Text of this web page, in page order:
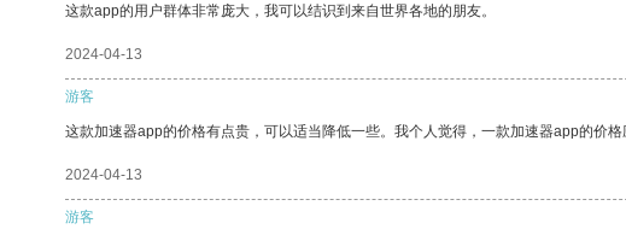
这款app的用户群体非常庞大，我可以结识到来自世界各地的朋友。
2024-04-13
游客
这款加速器app的价格有点贵，可以适当降低一些。我个人觉得，一款加速器app的价格
2024-04-13
游客